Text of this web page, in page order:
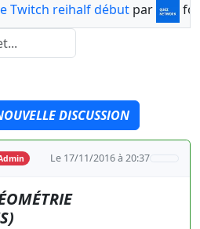
Twitch reihalf début par
DISCUSSION
Le 17/11/2016 à 20:37